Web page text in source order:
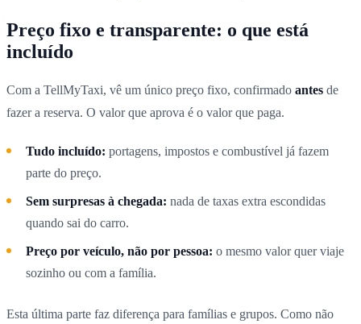
Preço fixo e transparente: o que está
incluído
Com a TellMyTaxi, vê um único preço fixo, confirmado antes de
fazer a reserva. O valor que aprova é o valor que paga.
Tudo incluído: portagens, impostos e combustível já fazem
parte do preço.
Sem surpresas à chegada: nada de taxas extra escondidas
quando sai do carro.
Preço por veículo, não por pessoa: o mesmo valor quer viaje
sozinho ou com a família.
Esta última parte faz diferença para famílias e grupos. Como não